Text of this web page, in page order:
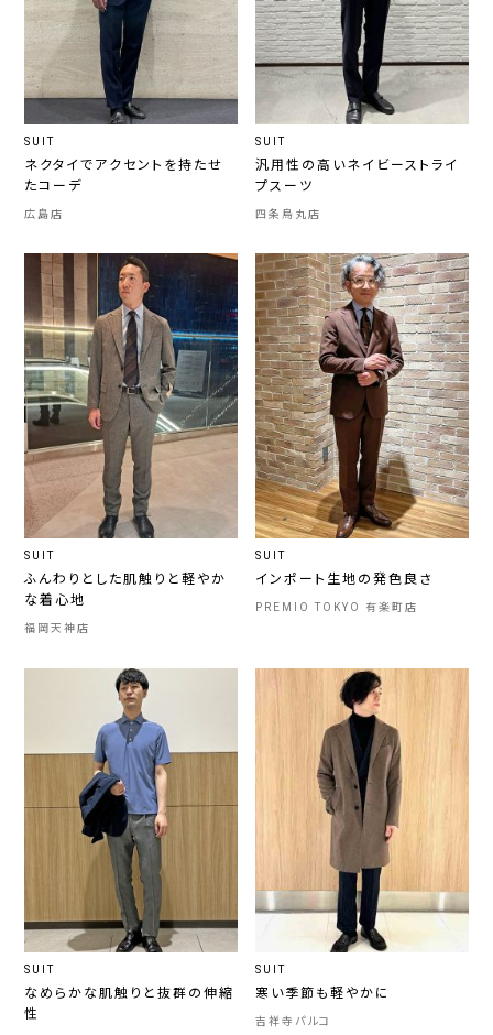
SUIT
ネクタイでアクセントを持たせ
たコーデ
広島店
SUIT
汎用性の高いネイビーストライ
プスーツ
四条烏丸店
SUIT
ふんわりとした肌触りと軽やか
な着心地
福岡天神店
SUIT
インポート生地の発色良さ
PREMIO TOKYO 有楽町店
SUIT
なめらかな肌触りと抜群の伸縮
性
SUIT
寒い季節も軽やかに
吉祥寺パルコ